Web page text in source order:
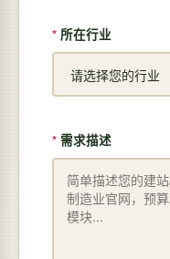
所在行业
需求描述